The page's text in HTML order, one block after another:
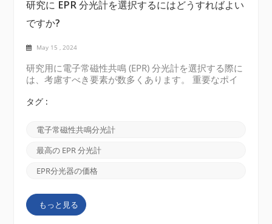
研究に EPR 分光計を選択するにはどうすればよい
ですか?
May 15 , 2024
研究用に電子常磁性共鳴 (EPR) 分光計を選択する際に
は、考慮すべき要素が数多くあります。 重要なポイ
に必要な周波数範囲を決定します。EPR 分光計は、X
数範囲で利用できます。どちらを選択するかは、研究
しているサンプルの種類と必要なスペクトル分解能の
レベルによって異なります。 磁場強度:実験に必要な
T、1.2 T、またはそれ以上など、さまざまな磁場強度
は向上しますが、特殊な機器が必要になり、コストが
高くなる場合があります。 サンプル サイズと互換
性:サンプル サイズと互換性の要件を評価します。一
タグ :
電子常磁性共鳴分光計
最高の EPR 分光計
EPR分光器の価格
もっと見る